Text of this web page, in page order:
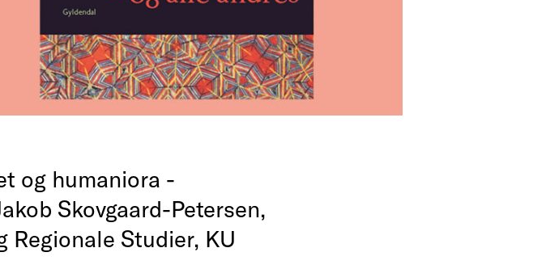
og humaniora -
Skovgaard-Petersen,
Studier, KU